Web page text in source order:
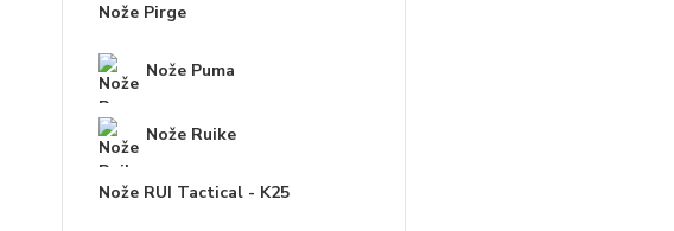
Nože Pirge
Nože Puma
Nože Ruike
Nože RUI Tactical - K25